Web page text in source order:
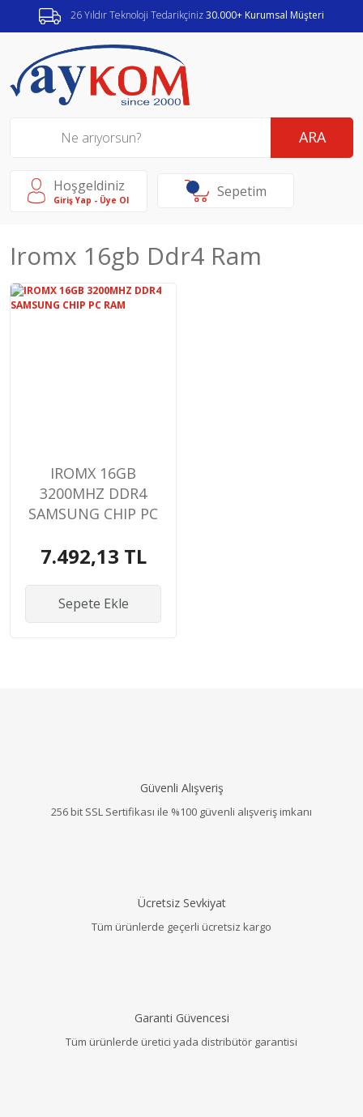
26 Yıldır Teknoloji Tedarikçiniz30.000+ Kurumsal Müşteri
ARA
Hoşgeldiniz
Giriş Yap - Üye Ol Sepetim
Iromx 16gb Ddr4 Ram
IROMX 16GB
3200MHZ DDR4
SAMSUNG CHIP PC
7.492,13 TL
Sepete Ekle
Güvenli Alışveriş
256 bit SSL Sertifikası ile %100 güvenli alışveriş imkanı
Ücretsiz Sevkiyat
Tüm ürünlerde geçerli ücretsiz kargo
Garanti Güvencesi
Tüm ürünlerde üretici yada distribütör garantisi